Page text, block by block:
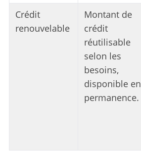
Crédit
renouvelable
Montant de
crédit
réutilisable
selon les
besoins,
disponible en
permanence.